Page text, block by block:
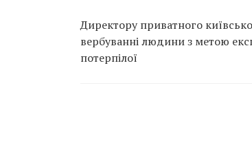
Директору приватного
вербуванні людини з метою
потерпілої